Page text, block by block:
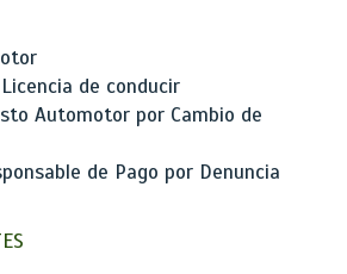
de conducir
Automotor por Cambio de
de Pago por Denuncia